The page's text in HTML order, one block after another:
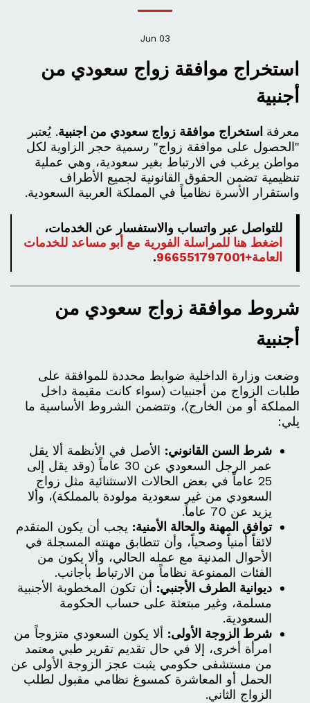
03
Jun
استخراج موافقة زواج سعودي من
أجنبية
معرفة استخراج موافقة زواج سعودي من اجنبية. يُعتبر
"الحصول على موافقة زواج" رسمية حجر الزاوية لكل
مواطن يرغب في الارتباط بغير سعودية، وهي عملية
تنظيمية تضمن الحقوق القانونية لجميع الأطراف
واستقرار الأسرة نظامياً في المملكة العربية السعودية.
للتواصل عبر واتساب والاستفسار عن الخدمات،
اضغط هنا للمراسلة الفورية مع أبو مساعد للخدمات
العامة+966551797001
.
شروط موافقة زواج سعودي من
أجنبية
وضعت وزارة الداخلية ضوابط محددة للموافقة على
طلبات الزواج من أجنبيات (سواء كانت مقيمة داخل
المملكة أو من الخارج)، وتتضمن الشروط الأساسية ما
يلي:
شرط السن القانوني: الأصل في الأنظمة ألا يقل
عمر الرجل السعودي عن 30 عاماً (وقد يقل إلى
25 عاماً في بعض الحالات الاستثنائية مثل زواج
السعودي من غير سعودية مولودة بالمملكة)، وألا
يزيد عن 70 عاماً.
توافق المهنة والحالة الأمنية: يجب أن يكون المتقدم
لائقاً أمنياً وصحياً، وأن تتطابق مهنته المسجلة في
الأحوال المدنية مع عمله الحالي، وألا يكون من
الفئات الممنوعة نظاماً من الارتباط بأجانب.
ديوانية الطرف الأجنبي: أن تكون المخطوبة الأجنبية
مسلمة، وغير مبتعثة على حساب الحكومة
السعودية.
شرط الزوجة الأولى: ألا يكون السعودي متزوجاً من
امرأة أخرى، إلا في حال تقديم تقرير طبي معتمد
من مستشفى حكومي يثبت عجز الزوجة الأولى عن
الحمل أو المعاشرة كمسوغ نظامي مقبول لطلب
الزواج الثاني.